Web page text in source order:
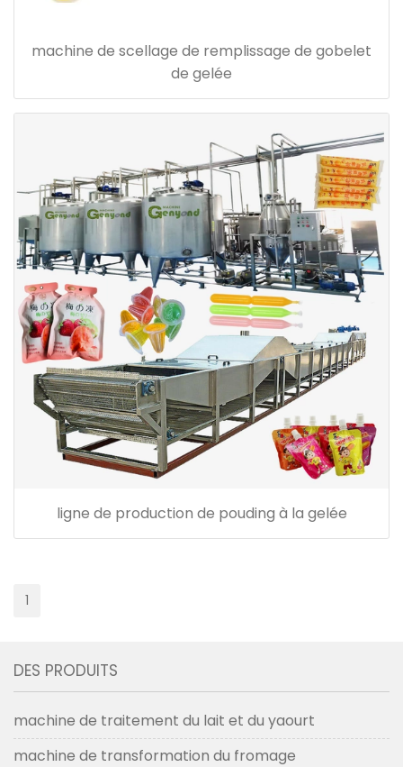
machine de scellage de remplissage de gobelet
de gelée
ligne de production de pouding à la gelée
1
DES PRODUITS
machine de traitement du lait et du yaourt
machine de transformation du fromage